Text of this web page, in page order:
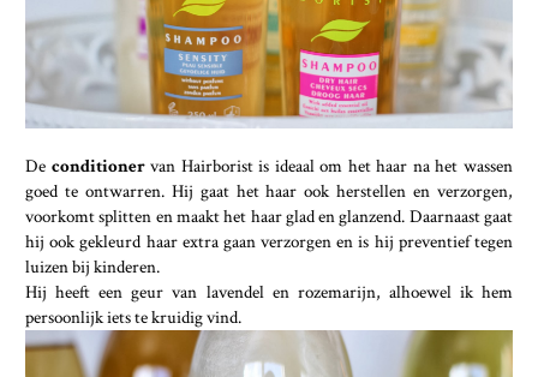
De conditionervan Hairborist is ideaal om het haar na het wassen
goed te ontwarren. Hij gaat het haar ook herstellen en verzorgen,
voorkomt splitten en maakt het haar glad en glanzend. Daarnaast gaat
hij ook gekleurd haar extra gaan verzorgen en is hij preventief tegen
luizen bij kinderen.
Hij heeft een geur van lavendel en rozemarijn, alhoewel ik hem
persoonlijk iets te kruidig vind.